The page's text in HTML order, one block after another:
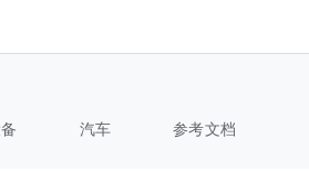
汽车 参考文档